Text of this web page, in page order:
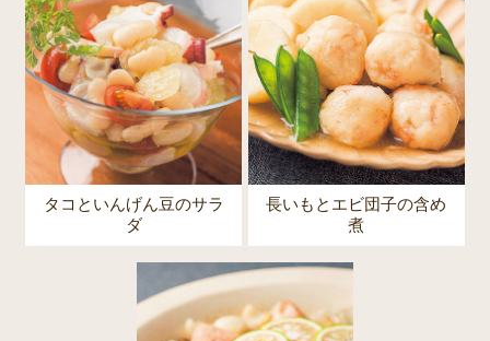
タコといんげん豆のサラ
ダ
長いもとエビ団子の含め
煮